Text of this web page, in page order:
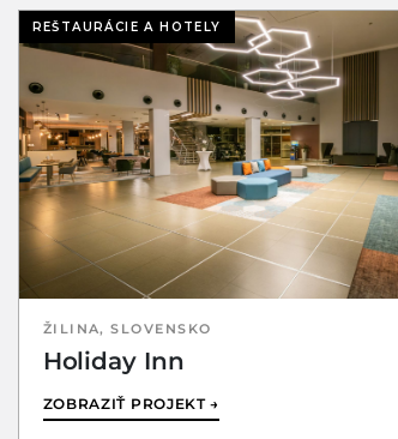
REŠTAURÁCIE A HOTELY
ŽILINA, SLOVENSKO
Holiday Inn
ZOBRAZIŤ PROJEKT →